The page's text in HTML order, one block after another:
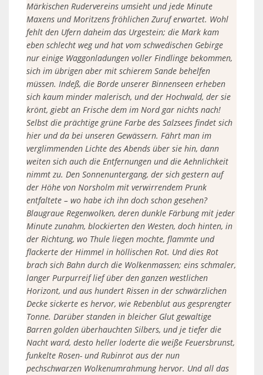
Märkischen Rudervereins umsieht und jede Minute
Maxens und Moritzens fröhlichen Zuruf erwartet. Wohl
fehlt den Ufern daheim das Urgestein; die Mark kam
eben schlecht weg und hat vom schwedischen Gebirge
nur einige Waggonladungen voller Findlinge bekommen,
sich im übrigen aber mit schierem Sande behelfen
müssen. Indeß, die Borde unserer Binnenseen erheben
sich kaum minder malerisch, und der Hochwald, der sie
krönt, giebt an Frische dem im Nord gar nichts nach!
Selbst die prächtige grüne Farbe des Salzsees findet sich
hier und da bei unseren Gewässern. Fährt man im
verglimmenden Lichte des Abends über sie hin, dann
weiten sich auch die Entfernungen und die Aehnlichkeit
nimmt zu. Den Sonnenuntergang, der sich gestern auf
der Höhe von Norsholm mit verwirrendem Prunk
entfaltete – wo habe ich ihn doch schon gesehen?
Blaugraue Regenwolken, deren dunkle Färbung mit jeder
Minute zunahm, blockierten den Westen, doch hinten, in
der Richtung, wo Thule liegen mochte, flammte und
flackerte der Himmel in höllischen Rot. Und dies Rot
brach sich Bahn durch die Wolkenmassen; eins schmaler,
langer Purpurreif lief über den ganzen westlichen
Horizont, und aus hundert Rissen in der schwärzlichen
Decke sickerte es hervor, wie Rebenblut aus gesprengter
Tonne. Darüber standen in bleicher Glut gewaltige
Barren golden überhauchten Silbers, und je tiefer die
Nacht ward, desto heller loderte die weiße Feuersbrunst,
funkelte Rosen- und Rubinrot aus der nun
pechschwarzen Wolkenumrahmung hervor. Und all das